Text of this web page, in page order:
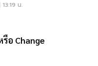
น.
อ Change